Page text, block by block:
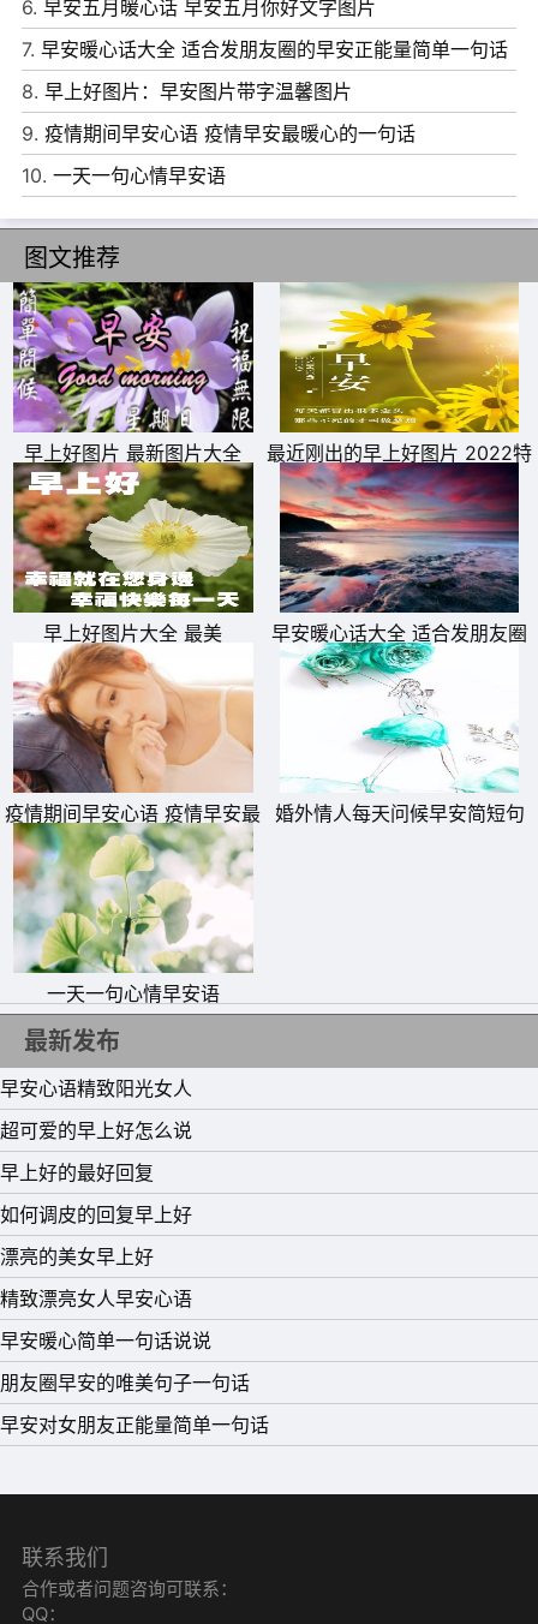
不要哭泣。坚持一下，扛过今天，幸福就更近一步。早安!
8、不管你有多不开心，我们都有责任先吃好一顿饭，睡好
一个觉，打扮好自己。很多烦恼，其实都没什么大不了，只
是你在那个情境下，在那种心情里，庸人自扰罢了。
边，快乐放在心上的人。愿我小小的问候带给你快乐，周一
早安，我的朋友!
10、晨鸡阵阵鸣起舞，早早起床车不堵，生活压力如狼虎，
好吃懒做必被捕，祝你早起鸿运来，早安!
11、我们放不下的是过去，看不透的是未来，只有看透了未
来我们才能放得下过去，明天永远不会输给今日。早安，今
天。
12、没什么值得畏惧，你唯一需要担心的是，你配不上自己
的梦想，也辜负了曾经的苦难，早安。
能守住目标，沉得住气，才能持续发力。以笃志力行的心
态，做久久为功的努力，踏踏实实的你，终将变得很了不
起。
14、一个念头就是一个种子，我们的心就像一个花园，各种
各样的种子在里面播种，我想什么就会种什么，我种什么就
会有什么，或者杂草丛生，或者是鲜花满园。早安!
15、如果事与愿违，就相信上天一定另有安排。所有失去
的，都会以另外一种方式归来。相信自己，相信时间不会亏
待你。三月早晨好!
6. 早安五月暖心话 早安五月你好文字图片
7. 早安暖心话大全 适合发朋友圈的早安正能量简单一句话
8. 早上好图片：早安图片带字温馨图片
9. 疫情期间早安心语 疫情早安最暖心的一句话
10. 一天一句心情早安语
图文推荐
早上好图片 最新图片大全
最近刚出的早上好图片 2022特
别漂亮的早上好图片
早上好图片大全 最美
早安暖心话大全 适合发朋友圈
的早安正能量简单一句话
疫情期间早安心语 疫情早安最
暖心的一句话
婚外情人每天问候早安简短句
一天一句心情早安语
最新发布
早安心语精致阳光女人
超可爱的早上好怎么说
早上好的最好回复
如何调皮的回复早上好
漂亮的美女早上好
精致漂亮女人早安心语
早安暖心简单一句话说说
朋友圈早安的唯美句子一句话
早安对女朋友正能量简单一句话
联系我们
合作或者问题咨询可联系：
QQ：